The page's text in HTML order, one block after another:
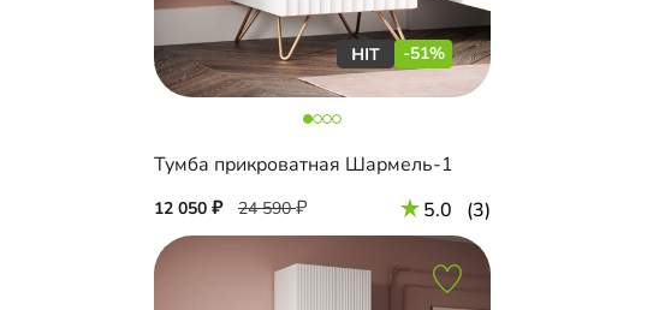
-51%
Тумба прикроватная Шармель-1
12 050 24 590 5.0 (3)